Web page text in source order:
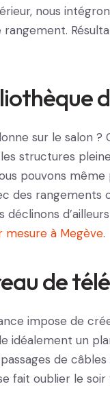
nous
sur le salon ?
structures
pouvons
des rangements
déclinons
mesure à Megève.
de
impose de
idéalement un
de
fait oublier le soir